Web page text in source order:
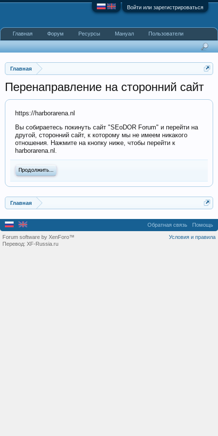
Войти или зарегистрироваться
Главная
Перенаправление на сторонний сайт
https://harborarena.nl
Вы собираетесь покинуть сайт "SEoDOR Forum" и перейти на
другой, сторонний сайт, к которому мы не имеем никакого
отношения. Нажмите на кнопку ниже, чтобы перейти к
harborarena.nl.
Продолжить...
Главная
Главная Форум Ресурсы Мануал Пользователи
Обратная связь Помощь
Условия и правила
Forum software by XenForo™
Перевод: XF-Russia.ru